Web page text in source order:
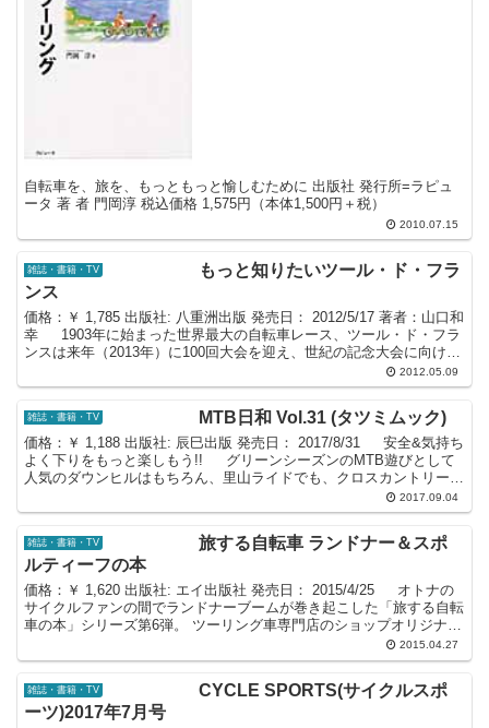
自転車を、旅を、もっともっと愉しむために 出版社 発行所=ラピュ
ータ 著 者 門岡淳 税込価格 1,575円（本体1,500円＋税）
2010.07.15
雑誌・書籍・TV
もっと知りたいツール・ド・フラ
ンス
価格：￥ 1,785 出版社: 八重洲出版 発売日： 2012/5/17 著者：山口和
幸 1903年に始まった世界最大の自転車レース、ツール・ド・フラ
ンスは来年（2013年）に100回大会を迎え、世紀の記念大会に向け、
2012.05.09
雑誌・書籍・TV MTB日和 Vol.31 (タツミムック)
価格：￥ 1,188 出版社: 辰巳出版 発売日： 2017/8/31 安全&気持ち
よく下りをもっと楽しもう!! グリーンシーズンのMTB遊びとして
人気のダウンヒルはもちろん、里山ライドでも、クロスカントリーで
2017.09.04
雑誌・書籍・TV
旅する自転車 ランドナー＆スポ
ルティーフの本
価格：￥ 1,620 出版社: エイ出版社 発売日： 2015/4/25 オトナの
サイクルファンの間でランドナーブームが巻き起こした「旅する自転
車の本」シリーズ第6弾。 ツーリング車専門店のショップオリジナル
2015.04.27
雑誌・書籍・TV
CYCLE SPORTS(サイクルスポ
ーツ)2017年7月号